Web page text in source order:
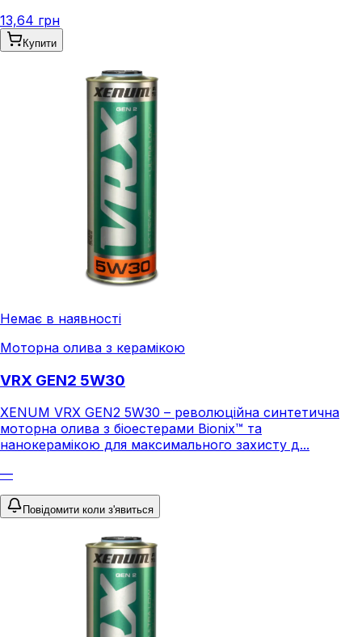
13,64 грн
Купити
Немає в наявності
Моторна олива з керамікою
VRX GEN2 5W30
XENUM VRX GEN2 5W30 – революційна синтетична
моторна олива з біоестерами Bionix™ та
нанокерамікою для максимального захисту д...
—
Повідомити коли з'явиться